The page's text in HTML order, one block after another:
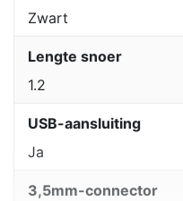
Zwart
Lengte snoer
1.2
USB-aansluiting
Ja
3,5mm-connector